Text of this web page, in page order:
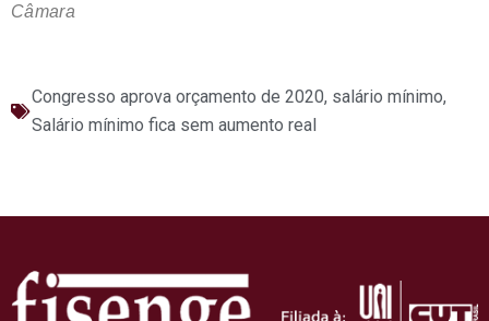
Câmara
Congresso aprova orçamento de 2020, salário mínimo,
Salário mínimo fica sem aumento real